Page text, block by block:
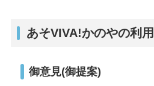
あそVIVA!かのやの利
御意見(御提案)